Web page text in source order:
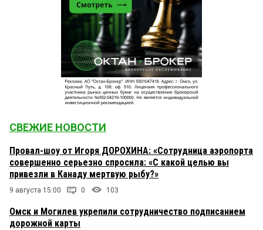
СВЕЖИЕ НОВОСТИ
Провал-шоу от Игоря ДОРОХИНА: «Сотрудница аэропорта
совершенно серьезно спросила: «С какой целью вы
привезли в Канаду мертвую рыбу?»
9 августа 15:00 0 103
Омск и Могилев укрепили сотрудничество подписанием
дорожной карты